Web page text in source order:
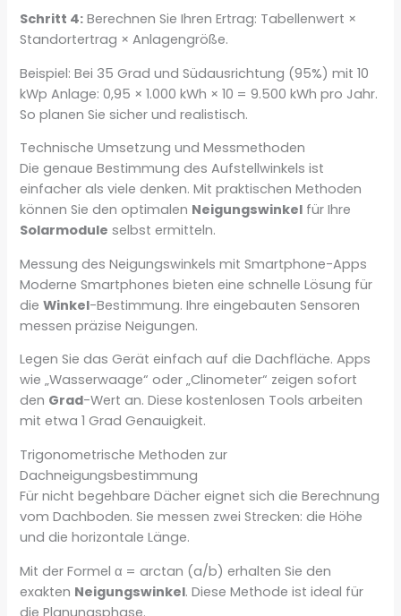
Schritt 4: Berechnen Sie Ihren Ertrag: Tabellenwert ×
Standortertrag × Anlagengröße.
Beispiel: Bei 35 Grad und Südausrichtung (95%) mit 10
kWp Anlage: 0,95 × 1.000 kWh × 10 = 9.500 kWh pro Jahr.
So planen Sie sicher und realistisch.
Technische Umsetzung und Messmethoden
Die genaue Bestimmung des Aufstellwinkels ist
einfacher als viele denken. Mit praktischen Methoden
können Sie den optimalen Neigungswinkel für Ihre
Solarmodule selbst ermitteln.
Messung des Neigungswinkels mit Smartphone-Apps
Moderne Smartphones bieten eine schnelle Lösung für
dieWinkel-Bestimmung. Ihre eingebauten Sensoren
messen präzise Neigungen.
Legen Sie das Gerät einfach auf die Dachfläche. Apps
wie „Wasserwaage“ oder „Clinometer“ zeigen sofort
den Grad-Wert an. Diese kostenlosen Tools arbeiten
mit etwa 1 Grad Genauigkeit.
Trigonometrische Methoden zur
Dachneigungsbestimmung
Für nicht begehbare Dächer eignet sich die Berechnung
vom Dachboden. Sie messen zwei Strecken: die Höhe
und die horizontale Länge.
Mit der Formel α = arctan (a/b) erhalten Sie den
exakten Neigungswinkel. Diese Methode ist ideal für
die Planungsphase.